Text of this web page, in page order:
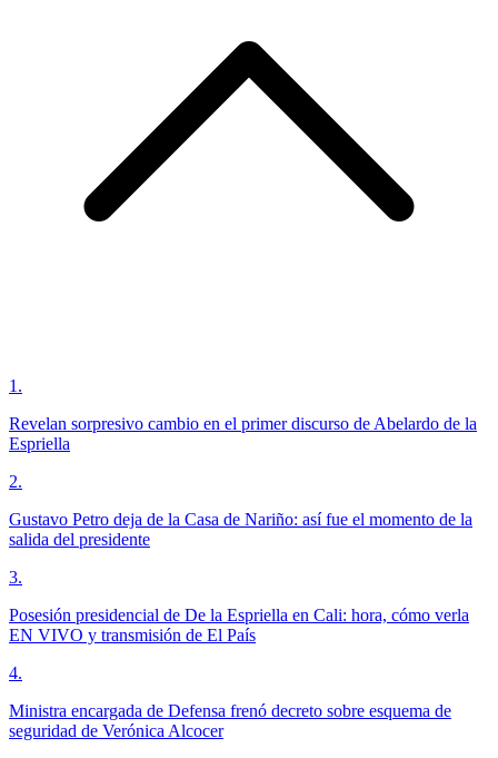
1.
Revelan sorpresivo cambio en el primer discurso de Abelardo de la
Espriella
2.
Gustavo Petro deja de la Casa de Nariño: así fue el momento de la
salida del presidente
3.
Posesión presidencial de De la Espriella en Cali: hora, cómo verla
EN VIVO y transmisión de El País
4.
Ministra encargada de Defensa frenó decreto sobre esquema de
seguridad de Verónica Alcocer